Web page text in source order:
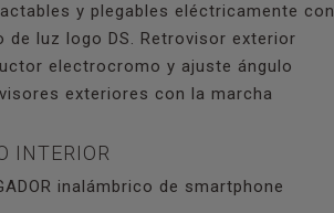
y plegables eléctricamente con
de luz logo DS. Retrovisor exterior
electrocromo y ajuste ángulo
exteriores con la marcha
INTERIOR
inalámbrico de smartphone